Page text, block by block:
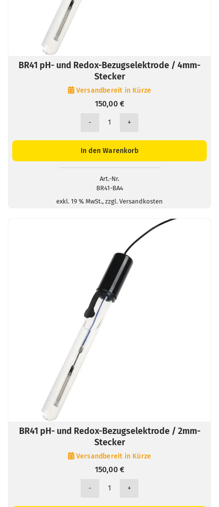
BR41 pH- und Redox-Bezugselektrode / 4mm-
Stecker
Versandbereit in Kürze
150,00€
BR41
und
/
4mm-
Stecker
In den Warenkorb
Art.-Nr.
BR41-BA4
exkl. 19 % MwSt., zzgl. Versandkosten
BR41 pH- und Redox-Bezugselektrode / 2mm-
Stecker
Versandbereit in Kürze
150,00€
BR41